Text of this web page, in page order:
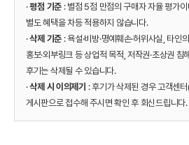
·평점 기준 : 별점 5점 만점의 구매자 자율 평가
별도 혜택을 차등 적용하지 않습니다.
·삭제 기준 : 욕설·비방·명예훼손·허위사실, 타인
홍보·외부링크 등 상업적 목적, 저작권·초상권 침
후기는 삭제될 수 있습니다.
·삭제 시 이의제기 : 후기가 삭제된 경우 고객센
게시판으로 접수해 주시면 확인 후 회신드립니다.